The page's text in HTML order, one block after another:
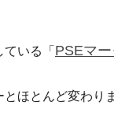
いる「 PSEマー
ほとんど変わり